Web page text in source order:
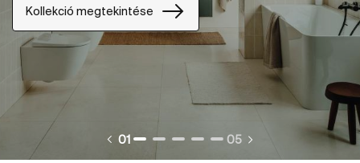
Kollekció megtekintése
01 05